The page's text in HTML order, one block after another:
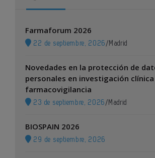
Farmaforum 2026
22 de septiembre, 2026 / Madrid
Novedades en la protección de
personales en investigación
farmacovigilancia
23 de septiembre, 2026 / Madrid
BIOSPAIN 2026
29 de septiembre, 2026